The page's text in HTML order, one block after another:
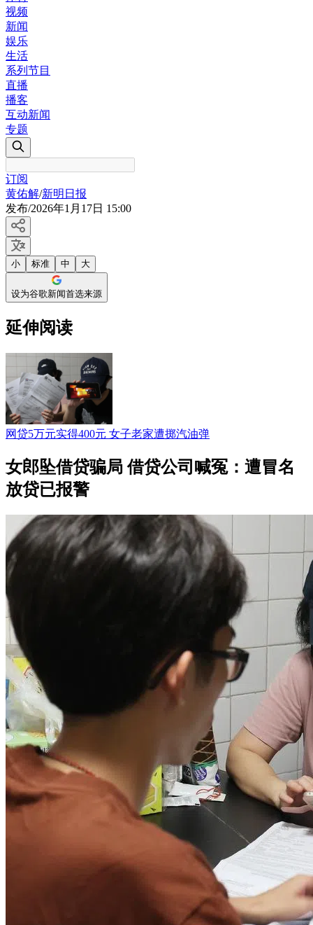
视频
新闻
娱乐
生活
系列节目
直播
播客
互动新闻
专题
订阅
黄佑解/新明日报
发布/2026年1月17日 15:00
小 标准 中 大
设为谷歌新闻首选来源
延伸阅读
网贷5万元实得400元 女子老家遭掷汽油弹
女郎坠借贷骗局 借贷公司喊冤：遭冒名
放贷已报警